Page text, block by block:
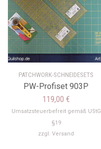
PATCHWORK-SCHNEIDESETS
PW-Profiset 903P
119,00 €
Umsatzsteuerbefreit gemäß UStG
§19
zzgl. Versand